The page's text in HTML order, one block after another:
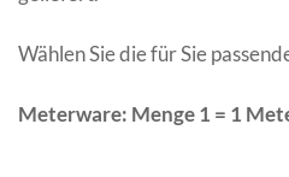
Wählen Sie die für Sie
Meterware: Menge 1 = 1